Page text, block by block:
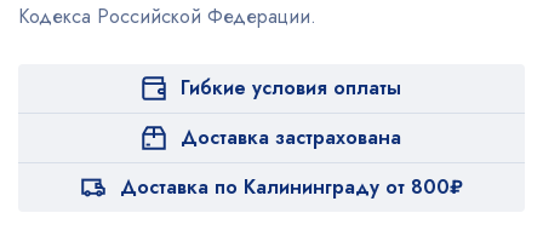
Кодекса Российской Федерации.
Гибкие условия оплаты
Доставка застрахована
Доставка по Калининграду от 800₽